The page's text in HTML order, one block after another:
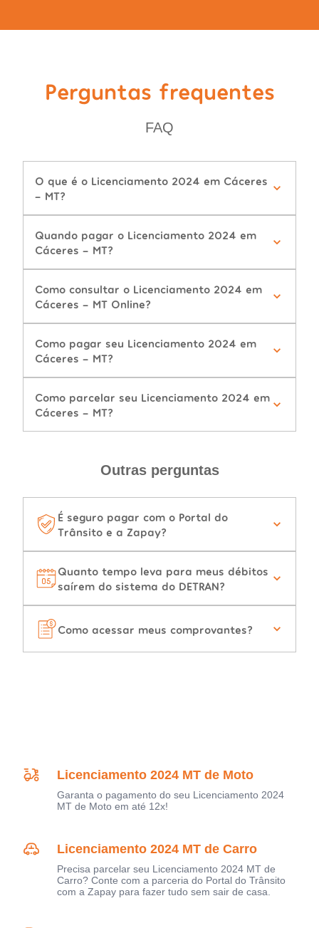
Perguntas frequentes
FAQ
O que é o Licenciamento 2024 em Cáceres
- MT?
Quando pagar o Licenciamento 2024 em
Cáceres - MT?
Como consultar o Licenciamento 2024 em
Cáceres - MT Online?
Como pagar seu Licenciamento 2024 em
Cáceres - MT?
Como parcelar seu Licenciamento 2024 em
Cáceres - MT?
Outras perguntas
É seguro pagar com o Portal do
Trânsito e a Zapay?
Quanto tempo leva para meus débitos
saírem do sistema do DETRAN?
Como acessar meus comprovantes?
Licenciamento 2024 MT de Moto
Garanta o pagamento do seu Licenciamento 2024
MT de Moto em até 12x!
Licenciamento 2024 MT de Carro
Precisa parcelar seu Licenciamento 2024 MT de
Carro? Conte com a parceria do Portal do Trânsito
com a Zapay para fazer tudo sem sair de casa.